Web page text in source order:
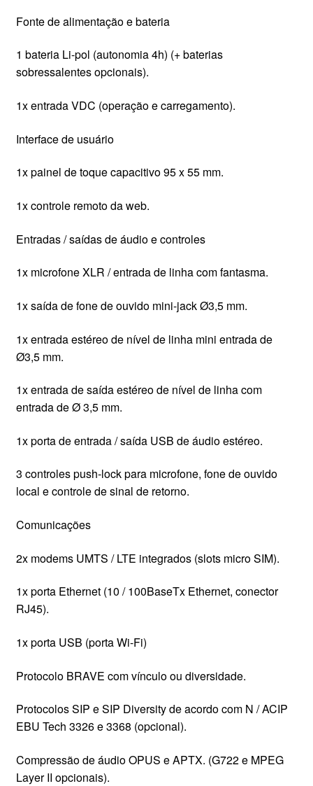
Fonte de alimentação e bateria
1 bateria Li-pol (autonomia 4h) (+ baterias
sobressalentes opcionais).
1x entrada VDC (operação e carregamento).
Interface de usuário
1x painel de toque capacitivo 95 x 55 mm.
1x controle remoto da web.
Entradas / saídas de áudio e controles
1x microfone XLR / entrada de linha com fantasma.
1x saída de fone de ouvido mini-jack Ø3,5 mm.
1x entrada estéreo de nível de linha mini entrada de
Ø3,5 mm.
1x entrada de saída estéreo de nível de linha com
entrada de Ø 3,5 mm.
1x porta de entrada / saída USB de áudio estéreo.
3 controles push-lock para microfone, fone de ouvido
local e controle de sinal de retorno.
Comunicações
2x modems UMTS / LTE integrados (slots micro SIM).
1x porta Ethernet (10 / 100BaseTx Ethernet, conector
RJ45).
1x porta USB (porta Wi-Fi)
Protocolo BRAVE com vínculo ou diversidade.
Protocolos SIP e SIP Diversity de acordo com N / ACIP
EBU Tech 3326 e 3368 (opcional).
Compressão de áudio OPUS e APTX. (G722 e MPEG
Layer II opcionais).